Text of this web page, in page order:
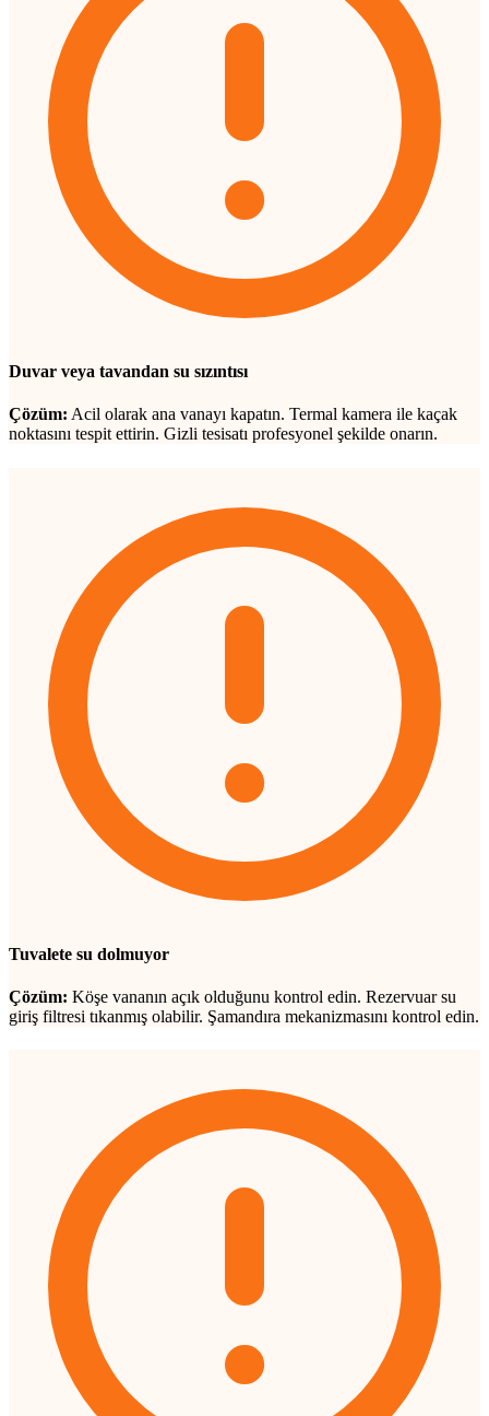
Duvar veya tavandan su sızıntısı
Çözüm: Acil olarak ana vanayı kapatın. Termal kamera ile kaçak
noktasını tespit ettirin. Gizli tesisatı profesyonel şekilde onarın.
Tuvalete su dolmuyor
Çözüm: Köşe vananın açık olduğunu kontrol edin. Rezervuar su
giriş filtresi tıkanmış olabilir. Şamandıra mekanizmasını kontrol edin.